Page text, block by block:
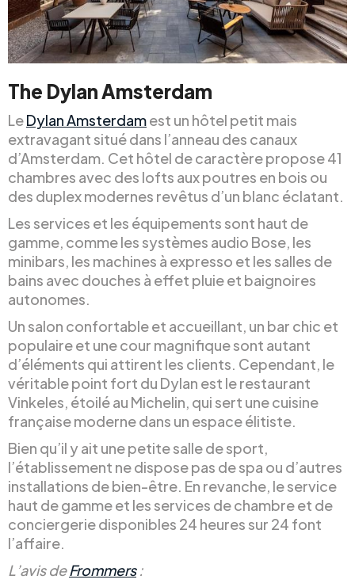
The Dylan Amsterdam
LeDylan Amsterdamest un hôtel petit mais
extravagant situé dans l’anneau des canaux
d’Amsterdam. Cet hôtel de caractère propose 41
chambres avec des lofts aux poutres en bois ou
des duplex modernes revêtus d’un blanc éclatant.
Les services et les équipements sont haut de
gamme, comme les systèmes audio Bose, les
minibars, les machines à expresso et les salles de
bains avec douches à effet pluie et baignoires
autonomes.
Un salon confortable et accueillant, un bar chic et
populaire et une cour magnifique sont autant
d’éléments qui attirent les clients. Cependant, le
véritable point fort du Dylan est le restaurant
Vinkeles, étoilé au Michelin, qui sert une cuisine
française moderne dans un espace élitiste.
Bien qu’il y ait une petite salle de sport,
l’établissement ne dispose pas de spa ou d’autres
installations de bien-être. En revanche, le service
haut de gamme et les services de chambre et de
conciergerie disponibles 24 heures sur 24 font
l’affaire.
L’avis deFrommers: